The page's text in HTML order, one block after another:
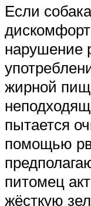
Если
нарушение
жирной
пытается
помощью
питомец
жёсткую